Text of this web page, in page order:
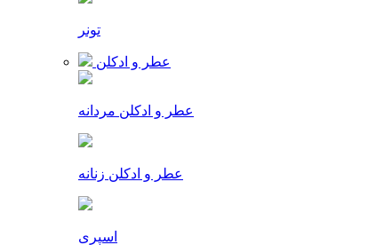
تونر
عطر و ادکلن
عطر و ادکلن مردانه
عطر و ادکلن زنانه
اسپری